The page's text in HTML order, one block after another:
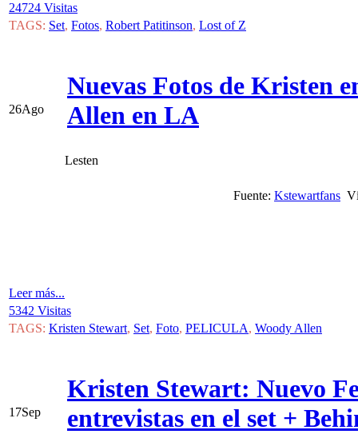
24724 Visitas
TAGS: Set, Fotos, Robert Patitinson, Lost of Z
26Ago
Nuevas Fotos de Kristen
Allen en LA
Lesten
Fuente: Kstewartfans
Leer más...
5342 Visitas
TAGS: Kristen Stewart, Set, Foto, PELICULA, Woody Allen
17Sep
Kristen Stewart: Nuevo
entrevistas en el set +